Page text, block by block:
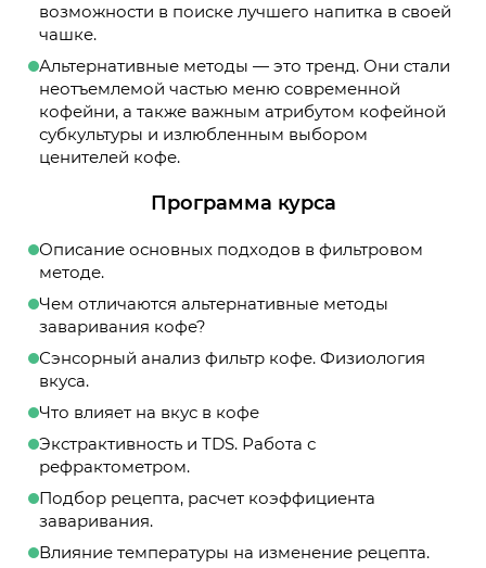
возможности в поиске лучшего напитка в своей
чашке.
Альтернативные методы — это тренд. Они стали
неотъемлемой частью меню современной
кофейни, а также важным атрибутом кофейной
субкультуры и излюбленным выбором
ценителей кофе.
Программа курса
Описание основных подходов в фильтровом
методе.
Чем отличаются альтернативные методы
заваривания кофе?
Сэнсорный анализ фильтр кофе. Физиология
вкуса.
Что влияет на вкус в кофе
Экстрактивность и TDS. Работа с
рефрактометром.
Подбор рецепта, расчет коэффициента
заваривания.
Влияние температуры на изменение рецепта.